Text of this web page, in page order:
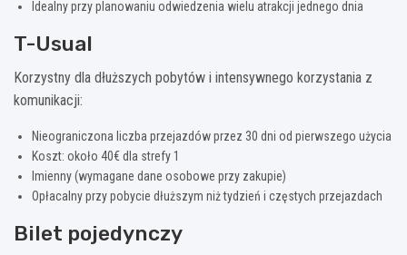
Idealny przy planowaniu odwiedzenia wielu atrakcji jednego dnia
T-Usual
Korzystny dla dłuższych pobytów i intensywnego korzystania z
komunikacji:
Nieograniczona liczba przejazdów przez 30 dni od pierwszego użycia
Koszt: około 40€ dla strefy 1
Imienny (wymagane dane osobowe przy zakupie)
Opłacalny przy pobycie dłuższym niż tydzień i częstych przejazdach
Bilet pojedynczy